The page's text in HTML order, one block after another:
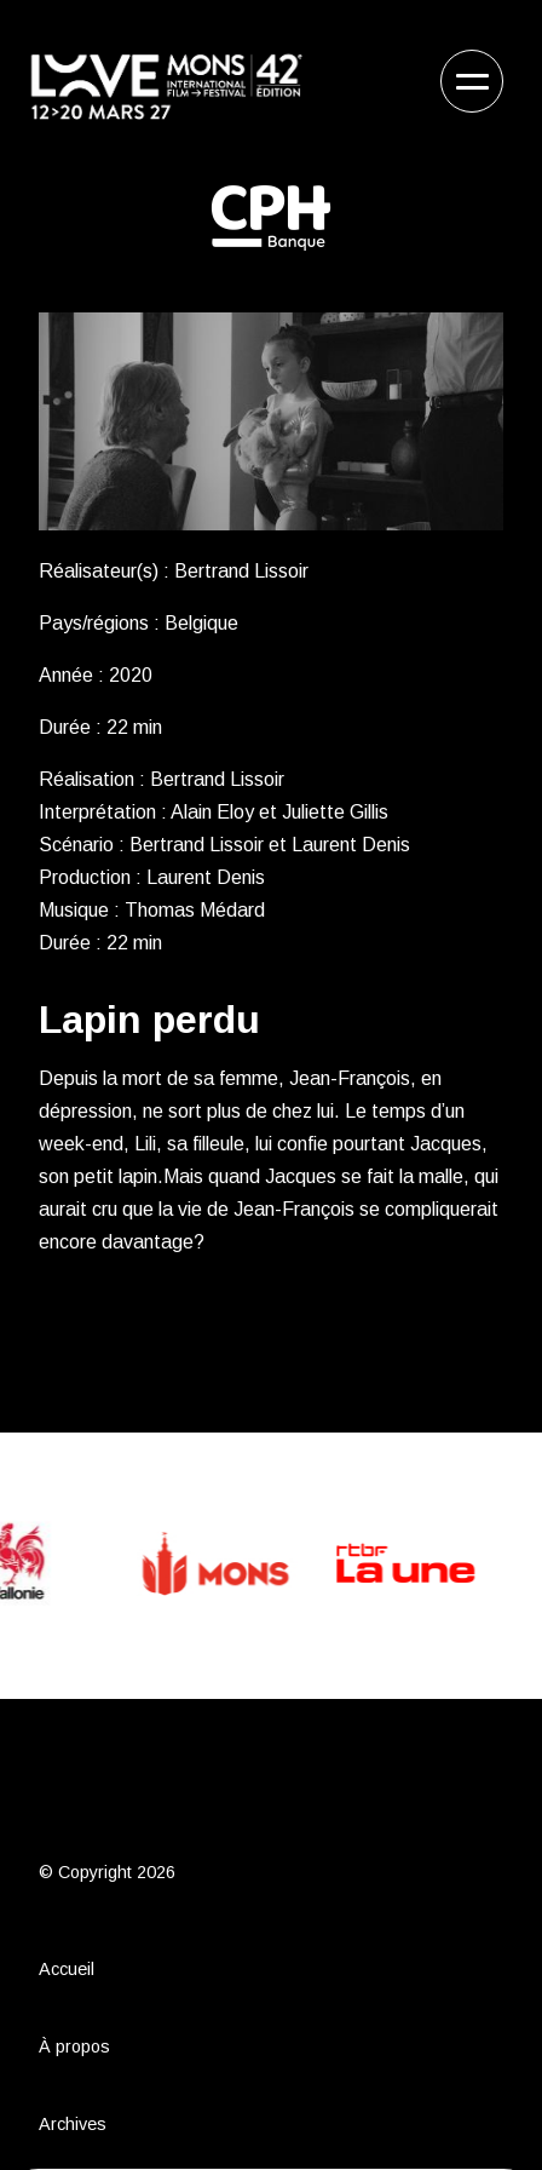
Réalisateur(s) : Bertrand Lissoir
Pays/régions : Belgique
Année : 2020
Durée : 22 min
Réalisation : Bertrand Lissoir
Interprétation : Alain Eloy et Juliette Gillis
Scénario : Bertrand Lissoir et Laurent Denis
Production : Laurent Denis
Musique : Thomas Médard
Durée : 22 min
Lapin perdu
Depuis la mort de sa femme, Jean-François, en
dépression, ne sort plus de chez lui. Le temps d’un
week-end, Lili, sa filleule, lui confie pourtant Jacques,
son petit lapin.Mais quand Jacques se fait la malle, qui
aurait cru que la vie de Jean-François se compliquerait
encore davantage?
© Copyright 2026
Accueil
À propos
Archives